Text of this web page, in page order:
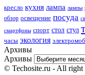
кресло кухня лампа лампы
обзор освещение посуда
смартфоны спорт стол стул
часы экология
Архивы
Архивы
© Techosite.ru - All right